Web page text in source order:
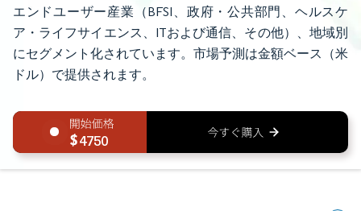
エンドユーザー産業（BFSI、政府・公共部門、ヘルスケ
ア・ライフサイエンス、ITおよび通信、その他）、地域別
にセグメント化されています。市場予測は金額ベース（米
ドル）で提供されます。
4750